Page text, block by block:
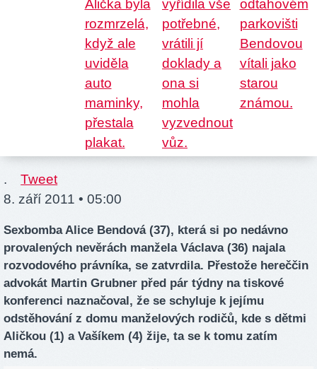
.
Tweet
8. září 2011 • 05:00
Sexbomba Alice Bendová (37), která si po nedávno
provalených nevěrách manžela Václava (36) najala
rozvodového právníka, se zatvrdila. Přestože hereččin
advokát Martin Grubner před pár týdny na tiskové
konferenci naznačoval, že se schyluje k jejímu
odstěhování z domu manželových rodičů, kde s dětmi
Aličkou (1) a Vašíkem (4) žije, ta se k tomu zatím
nemá.